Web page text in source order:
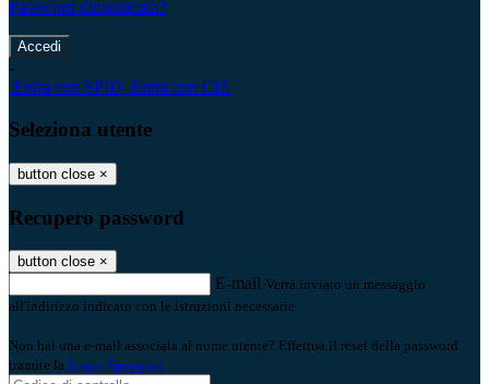
Password dimenticata?
-
Entra con SPID Entra con CIE
Seleziona utente
button close ×
Recupero password
button close ×
E-mail Verrà inviato un messaggio
all'indirizzo indicato con le istruzioni necessarie.
Non hai una e-mail associata al nome utente? Effettua il reset della password
tramite la Login Spaggiari